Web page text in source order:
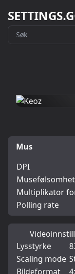
Mus
DPI
Musefølsomhet
Multiplikator
Polling rate
Lysstyrke
Scaling mode
Bildeformat